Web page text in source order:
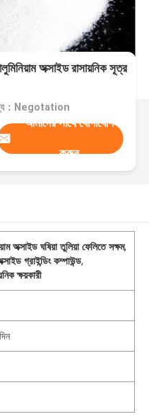
অক্সাইড রাসায়নিক সূত্র
：Negotation
আমাদের সাথে যোগাযোগ
করুন
অক্সাইড ঘষিয়া তুলিয়া ফেলিতে সক্ষম,
গ্রাইন্ডিং কম্পাউন্ড,
ক্ষয়কারী